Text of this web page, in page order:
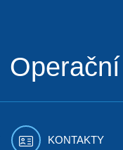
KONTAKTY